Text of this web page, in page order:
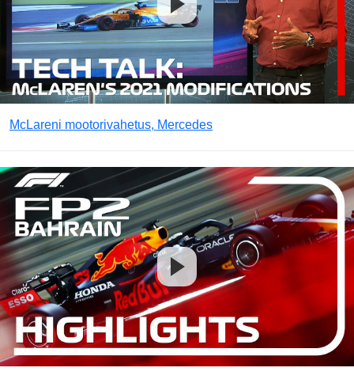
McLareni mootorivahetus, Mercedes